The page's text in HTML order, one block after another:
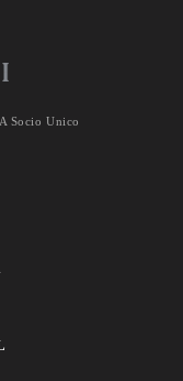
Socio Unico